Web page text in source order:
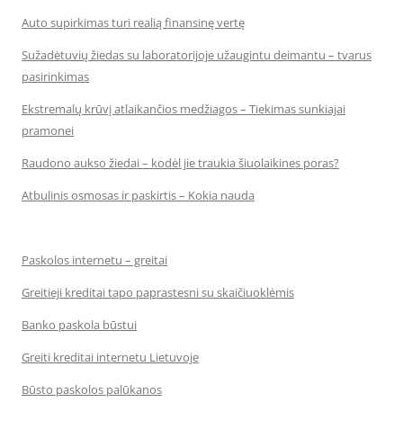
Auto supirkimas turi realią finansinę vertę
Sužadėtuvių žiedas su laboratorijoje užaugintu deimantu – tvarus
pasirinkimas
Ekstremalų krūvį atlaikančios medžiagos – Tiekimas sunkiajai
pramonei
Raudono aukso žiedai – kodėl jie traukia šiuolaikines poras?
Atbulinis osmosas ir paskirtis – Kokia nauda
Paskolos internetu – greitai
Greitieji kreditai tapo paprastesni su skaičiuoklėmis
Banko paskola būstui
Greiti kreditai internetu Lietuvoje
Būsto paskolos palūkanos